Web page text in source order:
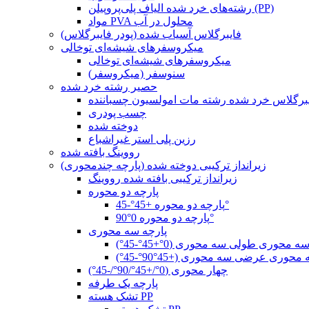
رشته‌های خرد شده الیاف پلی‌پروپیلن (PP)
مواد PVA محلول در آب
فایبرگلاس آسیاب شده (پودر فایبرگلاس)
میکروسفرهای شیشه‌ای توخالی
میکروسفرهای شیشه‌ای توخالی
سنوسفر (میکروسفر)
حصیر رشته خرد شده
خرد شده رشته مات امولسیون چسباننده
چسب پودری
دوخته شده
رزین پلی استر غیراشباع
رووینگ بافته شده
زیرانداز ترکیبی دوخته شده (پارچه چندمحوری)
زیرانداز ترکیبی بافته شده رووینگ
پارچه دو محوره
پارچه دو محوره +45°-45°
پارچه دو محوره 0°90°
پارچه سه محوری
محوری طولی سه محوری (0°+45°-45°)
عرضی سه محوری (+45°90°-45°)
چهار محوری (0°/+45°/90°/-45°)
پارچه یک طرفه
تشک هسته PP